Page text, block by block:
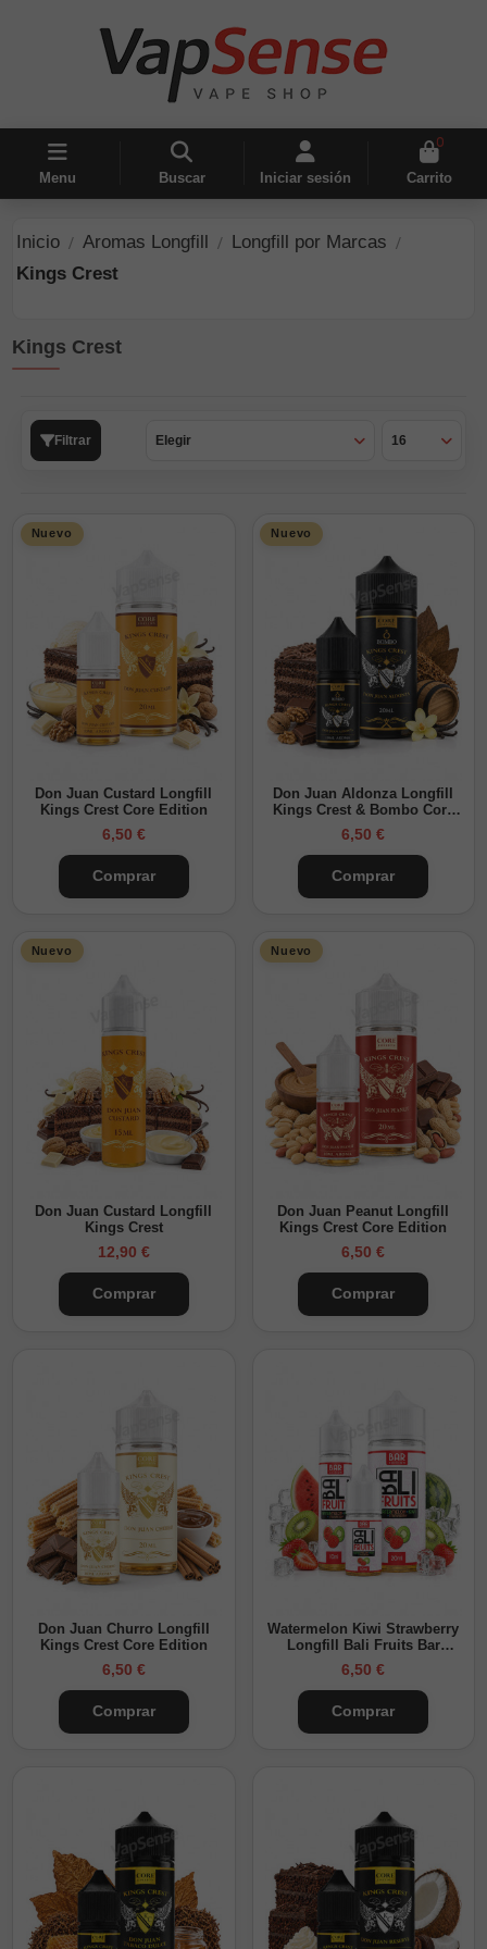
Menu Buscar Iniciar sesión
0
Carrito
Inicio Aromas Longfill
Longfill por Marcas
Kings Crest
Kings Crest
Filtrar Elegir 16
Nuevo
Don Juan Custard Longfill
Kings Crest Core Edition
6,50 €
Comprar
Nuevo
Don Juan Aldonza Longfill
Kings Crest & Bombo Core
Edition
6,50 €
Comprar
Nuevo
Don Juan Custard Longfill
Kings Crest
12,90 €
Comprar
Nuevo
Don Juan Peanut Longfill
Kings Crest Core Edition
6,50 €
Comprar
Don Juan Churro Longfill
Kings Crest Core Edition
6,50 €
Comprar
Watermelon Kiwi Strawberry
Longfill Bali Fruits Bar
Edition Kings Crest
6,50 €
Comprar